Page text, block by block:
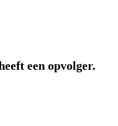
een opvolger.